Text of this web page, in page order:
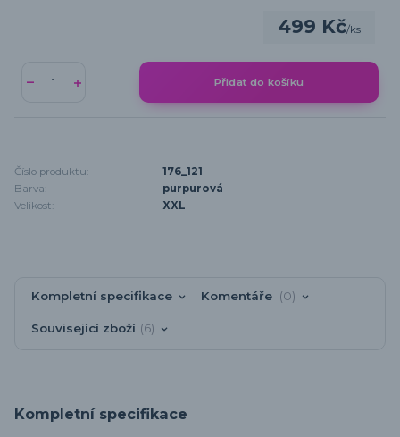
499 Kč/ks
Přidat do košíku
Číslo produktu:
176_121
Barva:
purpurová
Velikost:
XXL
Kompletní specifikace Komentáře 0
Související zboží 6
Kompletní specifikace